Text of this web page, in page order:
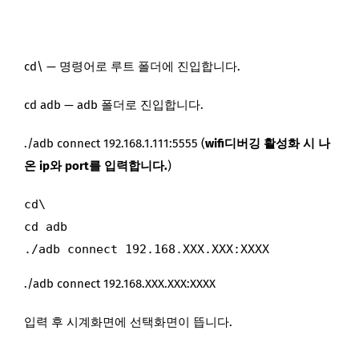
cd\ — 명령어로 루트 폴더에 진입합니다.
cd adb — adb 폴더로 진입합니다.
./adb connect 192.168.1.111:5555 (wifi디버깅 활성화 시 나
온 ip와 port를 입력합니다.)
cd\
cd adb
./adb connect 192.168.XXX.XXX:XXXX
./adb connect 192.168.XXX.XXX:XXXX
입력 후 시계화면에 선택화면이 뜹니다.